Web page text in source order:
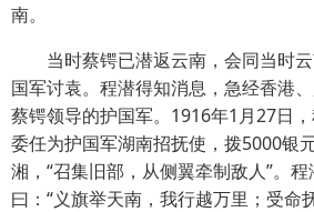
南。
当时蔡锷已潜返云南，会同当时云
国军讨袁。程潜得知消息，急经香港
蔡锷领导的护国军。1916年1月27日
委任为护国军湖南招抚使，拨5000银
湘，“召集旧部，从侧翼牵制敌人”。
曰：“义旗举天南，我行越万里；受命